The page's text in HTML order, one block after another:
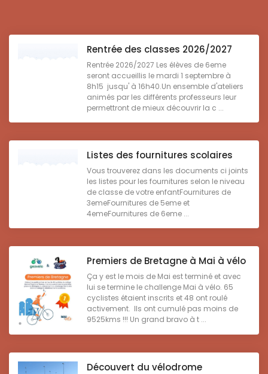
Rentrée des classes 2026/2027
Rentrée 2026/2027 Les élèves de 6eme
seront accueillis le mardi 1 septembre à
8h15 jusqu' à 16h40.Un ensemble d'ateliers
animés par les différents professeurs leur
permettront de mieux découvrir la c ...
Listes des fournitures scolaires
Vous trouverez dans les documents ci joints
les listes pour les fournitures selon le niveau
de classe de votre enfantFournitures de
3emeFournitures de 5eme et
4emeFournitures de 6eme ...
Premiers de Bretagne à Mai à vélo
Ça y est le mois de Mai est terminé et avec
lui se termine le challenge Mai à vélo. 65
cyclistes étaient inscrits et 48 ont roulé
activement. Ils ont cumulé pas moins de
9525kms !!! Un grand bravo à t ...
Découvert du vélodrome